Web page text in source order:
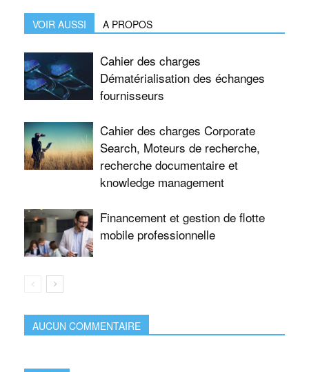
VOIR AUSSI A PROPOS
Cahier des charges
Dématérialisation des échanges
fournisseurs
Cahier des charges Corporate
Search, Moteurs de recherche,
recherche documentaire et
knowledge management
Financement et gestion de flotte
mobile professionnelle
AUCUN COMMENTAIRE